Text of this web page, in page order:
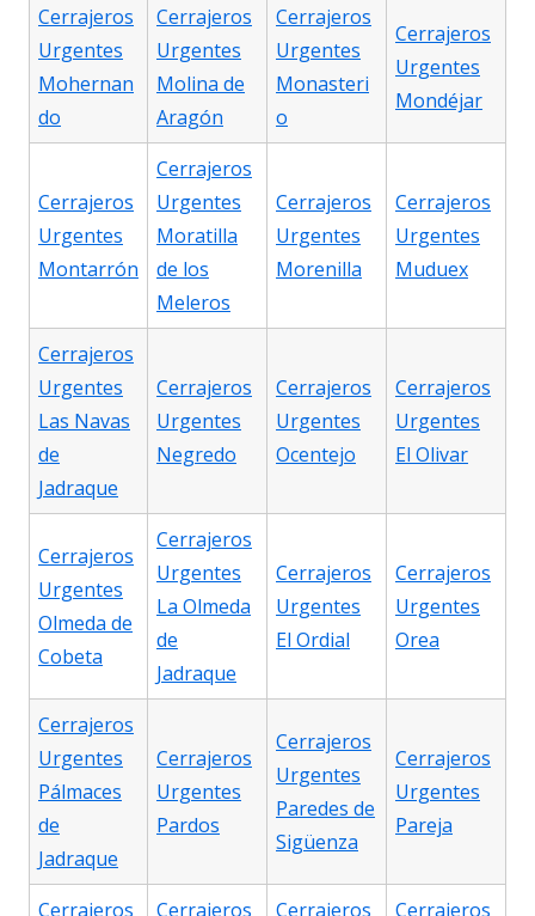
Cerrajeros
Urgentes
Mohernan
do
Cerrajeros
Urgentes
Molina de
Aragón
Cerrajeros
Urgentes
Monasteri
o
Cerrajeros
Urgentes
Mondéjar
Cerrajeros
Urgentes
Montarrón
Cerrajeros
Urgentes
Moratilla
de los
Meleros
Cerrajeros
Urgentes
Morenilla
Cerrajeros
Urgentes
Muduex
Cerrajeros
Urgentes
Las Navas
de
Jadraque
Cerrajeros
Urgentes
Negredo
Cerrajeros
Urgentes
Ocentejo
Cerrajeros
Urgentes
El Olivar
Cerrajeros
Urgentes
Olmeda de
Cobeta
Cerrajeros
Urgentes
La Olmeda
de
Jadraque
Cerrajeros
Urgentes
El Ordial
Cerrajeros
Urgentes
Orea
Cerrajeros
Urgentes
Pálmaces
de
Jadraque
Cerrajeros
Urgentes
Pardos
Cerrajeros
Urgentes
Paredes de
Sigüenza
Cerrajeros
Urgentes
Pareja
Cerrajeros Cerrajeros Cerrajeros Cerrajeros